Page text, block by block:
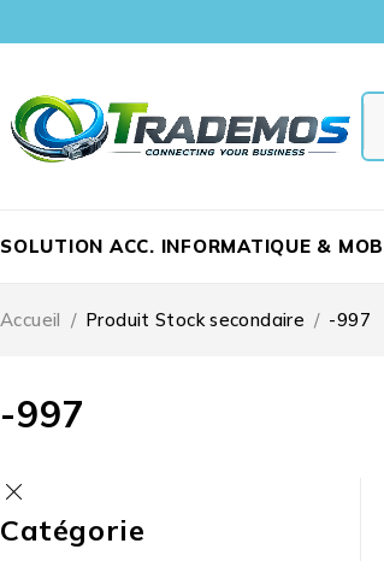
SOLUTION ACC. INFORMATIQUE &
-997
Accueil / Produit Stock secondaire / -997
Catégorie